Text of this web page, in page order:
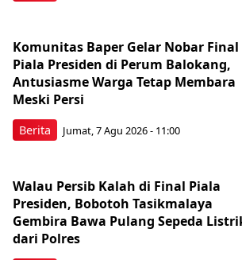
Berita
Komunitas Baper Gelar Nobar Final
Piala Presiden di Perum Balokang,
Antusiasme Warga Tetap Membara
Meski Persi
Jumat, 7 Agu 2026 - 11:00
Walau Persib Kalah di Final Piala
Presiden, Bobotoh Tasikmalaya
Gembira Bawa Pulang Sepeda
dari Polres